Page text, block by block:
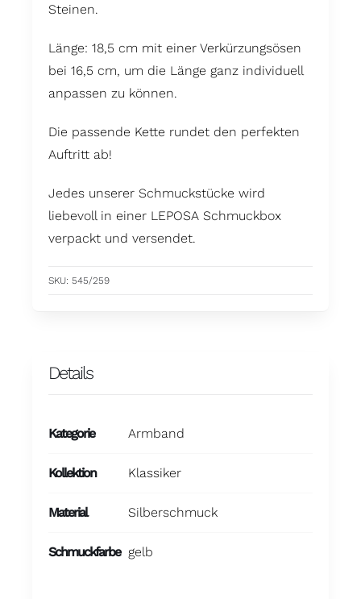
Steinen.
Länge: 18,5 cm mit einer Verkürzungsösen
bei 16,5 cm, um die Länge ganz individuell
anpassen zu können.
Die passende Kette rundet den perfekten
Auftritt ab!
Jedes unserer Schmuckstücke wird
liebevoll in einer LEPOSA Schmuckbox
verpackt und versendet.
SKU: 545/259
Details
Kategorie Armband
Kollektion Klassiker
Material Silberschmuck
Schmuckfarbe gelb